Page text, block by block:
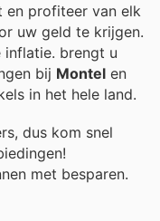
en profiteer van elk
uw geld te krijgen.
inflatie. brengt u
bij Montel en
in het hele land.
dus kom snel
met besparen.